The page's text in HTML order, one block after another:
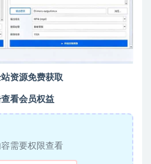
资源免费获取
查看会员权益
需要权限查看